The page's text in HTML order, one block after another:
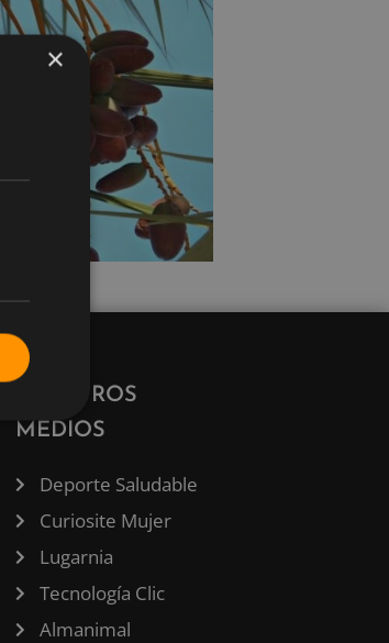
NUESTROS
MEDIOS
Deporte Saludable
Curiosite Mujer
Lugarnia
Tecnología Clic
Almanimal
×